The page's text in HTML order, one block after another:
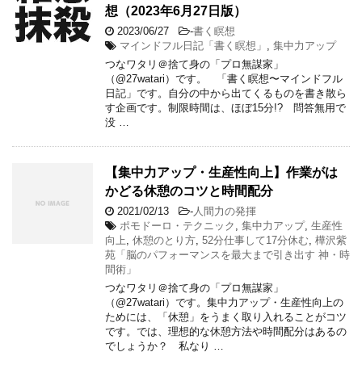
想（2023年6月27日版）
2023/06/27 -書く瞑想
マインドフル日記「書く瞑想」
集中力アップ
つなワタリ＠捨て身の「プロ無謀家」
（@27watari）です。 「書く瞑想〜マインドフル
日記」です。自分の中から出てくるものを書き散ら
す企画です。制限時間は、ほぼ15分!? 問答無用で
没 …
【集中力アップ・生産性向上】作業がは
かどる休憩のコツと時間配分
2021/02/13 - 人間力の発揮
ポモドーロ・テクニック
集中力アップ, 生産性
向上 休憩のとり方 52分仕事して17分休む 樺沢紫
苑「脳のパフォーマンスを最大まで引き出す 神・時
間術」
つなワタリ＠捨て身の「プロ無謀家」
（@27watari）です。集中力アップ・生産性向上の
ためには、「休憩」をうまく取り入れることがコツ
です。では、理想的な休憩方法や時間配分はあるの
でしょうか？ 私なり …